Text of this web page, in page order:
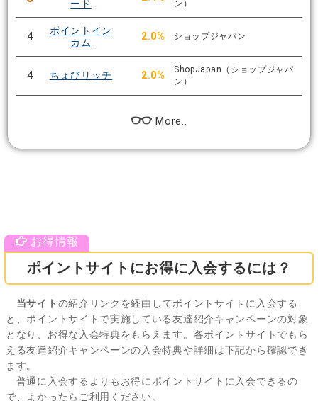
ード
ン）
4
ポイントイン
カム
2.0% ショップジャパン
4 ちょびリッチ 2.0%
ShopJapan（ショップジャパ
ン）
More..
ポイントサイトにお得に入会するには？
当サイト の紹介リンクを経由してポイントサイトに入会する
と、ポイントサイトで実施している友達紹介キャンペーンの対象
となり、お得な入会特典をもらえます。各ポイントサイトでもら
える友達紹介キャンペーンの入会特典や詳細は下記から確認でき
ます。
普通に入会するよりもお得にポイントサイトに入会できるの
で、よかったらご利用ください。